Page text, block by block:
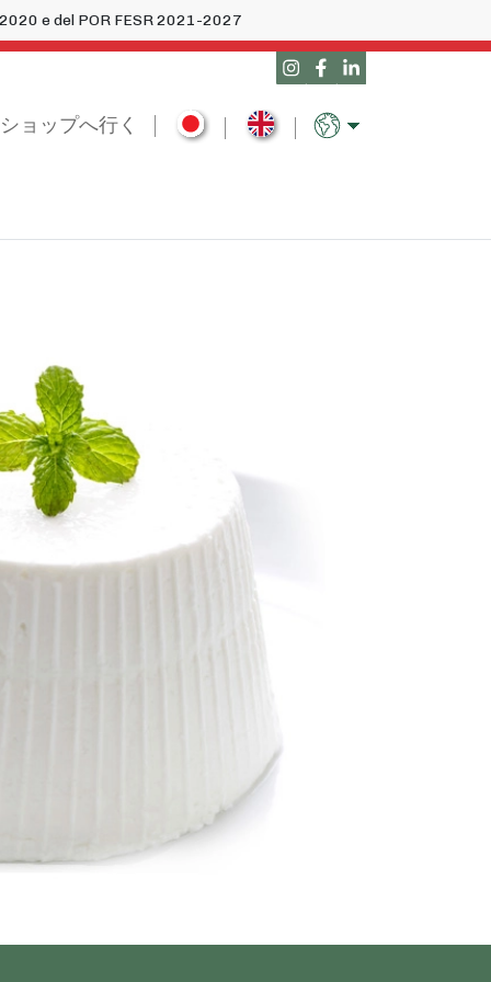
e del POR FESR 2021-2027
ショップへ行く